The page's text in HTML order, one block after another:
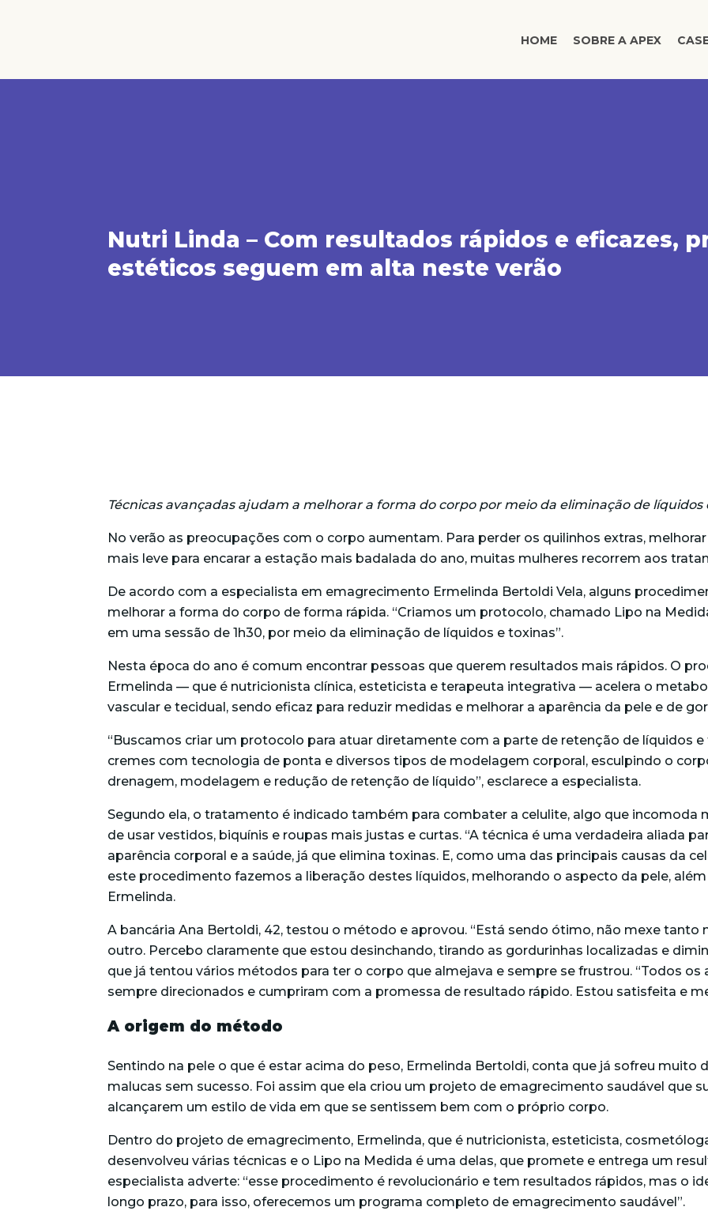
HOME SOBRE A APEX
Nutri Linda – Com resultados rápidos e eficazes,
estéticos seguem em alta neste verão
Técnicas avançadas ajudam a melhorar a forma do corpo por meio da eliminação de líquidos
No verão as preocupações com o corpo aumentam. Para perder os quilinhos extras,
mais leve para encarar a estação mais badalada do ano, muitas mulheres recorrem aos
De acordo com a especialista em emagrecimento Ermelinda Bertoldi Vela, alguns
melhorar a forma do corpo de forma rápida. “Criamos um protocolo, chamado Lipo na
em uma sessão de 1h30, por meio da eliminação de líquidos e toxinas”.
Nesta época do ano é comum encontrar pessoas que querem resultados mais rápidos. O
Ermelinda— que é nutricionista clínica, esteticista e terapeuta integrativa— acelera o
vascular e tecidual, sendo eficaz para reduzir medidas e melhorar a aparência da pele e de
“Buscamos criar um protocolo para atuar diretamente com a parte de retenção de líquidos
cremes com tecnologia de ponta e diversos tipos de modelagem corporal, esculpindo o
drenagem, modelagem e redução de retenção de líquido”, esclarece a especialista.
Segundo ela, o tratamento é indicado também para combater a celulite, algo que incomoda
de usar vestidos, biquínis e roupas mais justas e curtas. “A técnica é uma verdadeira aliada
aparência corporal e a saúde, já que elimina toxinas. E, como uma das principais causas da
este procedimento fazemos a liberação destes líquidos, melhorando o aspecto da pele,
Ermelinda.
A bancária Ana Bertoldi, 42, testou o método e aprovou. “Está sendo ótimo, não mexe tanto
outro. Percebo claramente que estou desinchando, tirando as gordurinhas localizadas e
que já tentou vários métodos para ter o corpo que almejava e sempre se frustrou. “Todos
sempre direcionados e cumpriram com a promessa de resultado rápido. Estou satisfeita e
A origem do método
Sentindo na pele o que é estar acima do peso, Ermelinda Bertoldi, conta que já sofreu muito
malucas sem sucesso. Foi assim que ela criou um projeto de emagrecimento saudável que
alcançarem um estilo de vida em que se sentissem bem com o próprio corpo.
Dentro do projeto de emagrecimento, Ermelinda, que é nutricionista, esteticista,
desenvolveu várias técnicas e o Lipo na Medida é uma delas, que promete e entrega um
especialista adverte: “esse procedimento é revolucionário e tem resultados rápidos, mas o
longo prazo, para isso, oferecemos um programa completo de emagrecimento saudável”.